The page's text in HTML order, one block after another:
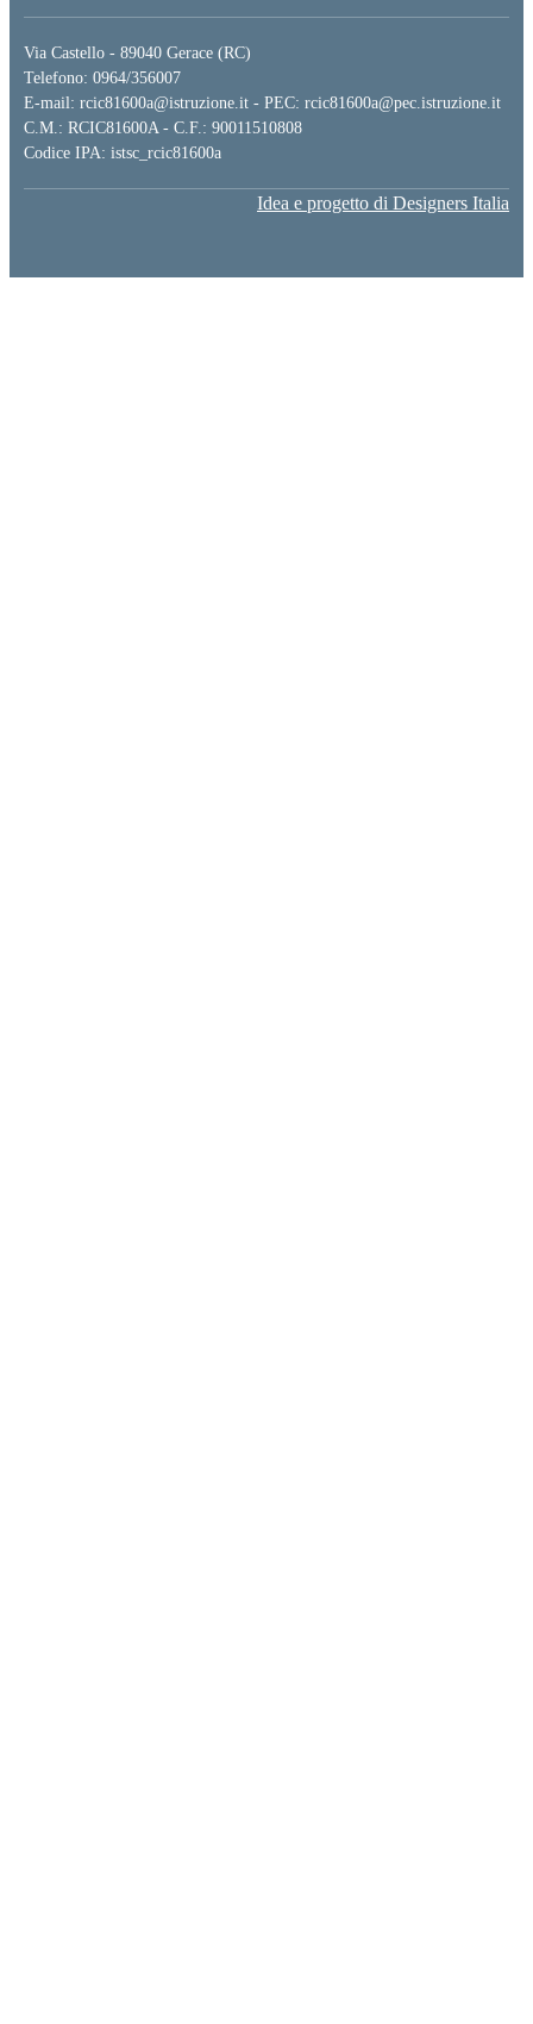
Via Castello - 89040 Gerace (RC)
Telefono: 0964/356007
E-mail: rcic81600a@istruzione.it - PEC: rcic81600a@pec.istruzione.it
C.M.: RCIC81600A - C.F.: 90011510808
Codice IPA: istsc_rcic81600a
Idea e progetto di Designers Italia